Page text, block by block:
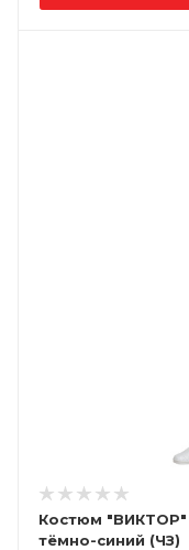
Костюм "ВИКТОР"
тёмно-синий (ЧЗ)